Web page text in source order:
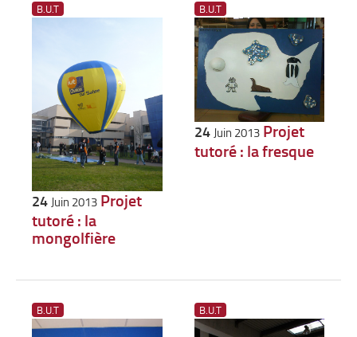
B.U.T
24 Juin 2013 Projet
tutoré : la
mongolfière
B.U.T
24 Juin 2013 Projet
tutoré : la fresque
B.U.T B.U.T